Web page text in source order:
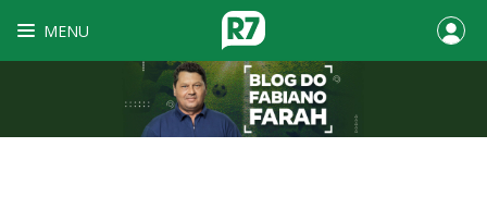
MENU